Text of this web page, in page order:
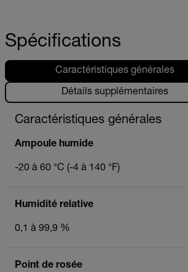
Spécifications
Caractéristiques générales
Détails supplémentaires
Caractéristiques générales
Ampoule humide
-20 à 60 °C (-4 à 140 °F)
Humidité relative
0,1 à 99,9 %
Point de rosée